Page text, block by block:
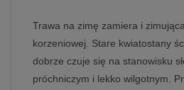
Trawa na zimę zamiera i
korzeniowej. Stare kwiatostany
dobrze czuje się na stanowisku
próchniczym i lekko wilgotnym.